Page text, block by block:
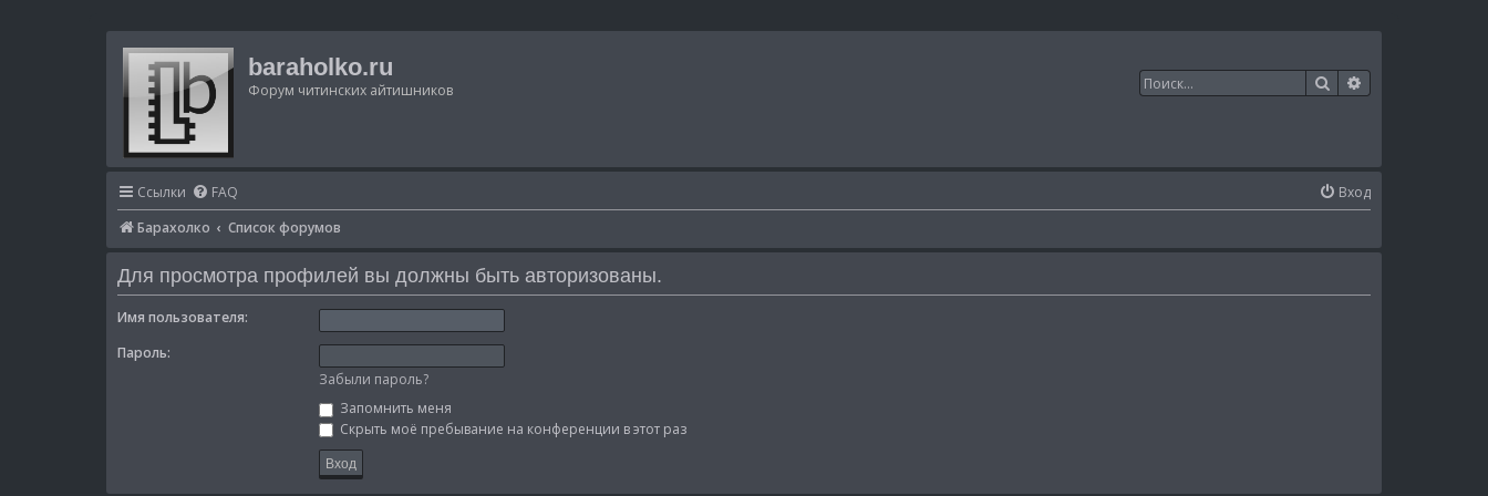
baraholko.ru
Форум читинских айтишников Поиск
Ссылки FAQ
Вход
Барахолко
Список форумов
Для просмотра профилей вы должны быть авторизованы.
Имя пользователя:
Пароль:
Забыли пароль?
Запомнить меня
Скрыть моё пребывание на конференции в этот раз